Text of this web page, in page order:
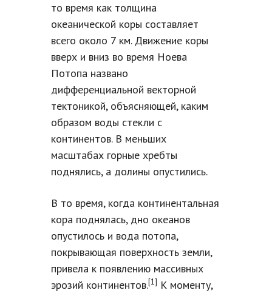
то время как толщина
океанической коры составляет
всего около 7 км. Движение коры
вверх и вниз во время Ноева
Потопа названо
дифференциальной векторной
тектоникой, объясняющей, каким
образом воды стекли с
континентов. В меньших
масштабах горные хребты
поднялись, а долины опустились.
В то время, когда континентальная
кора поднялась, дно океанов
опустилось и вода потопа,
покрывающая поверхность земли,
привела к появлению массивных
эрозий континентов.[1] К моменту,